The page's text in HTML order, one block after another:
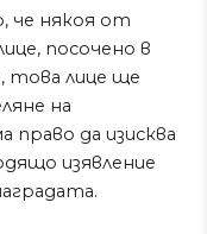
че някоя от
посочено в
това лице ще
на
да изисква
изявление